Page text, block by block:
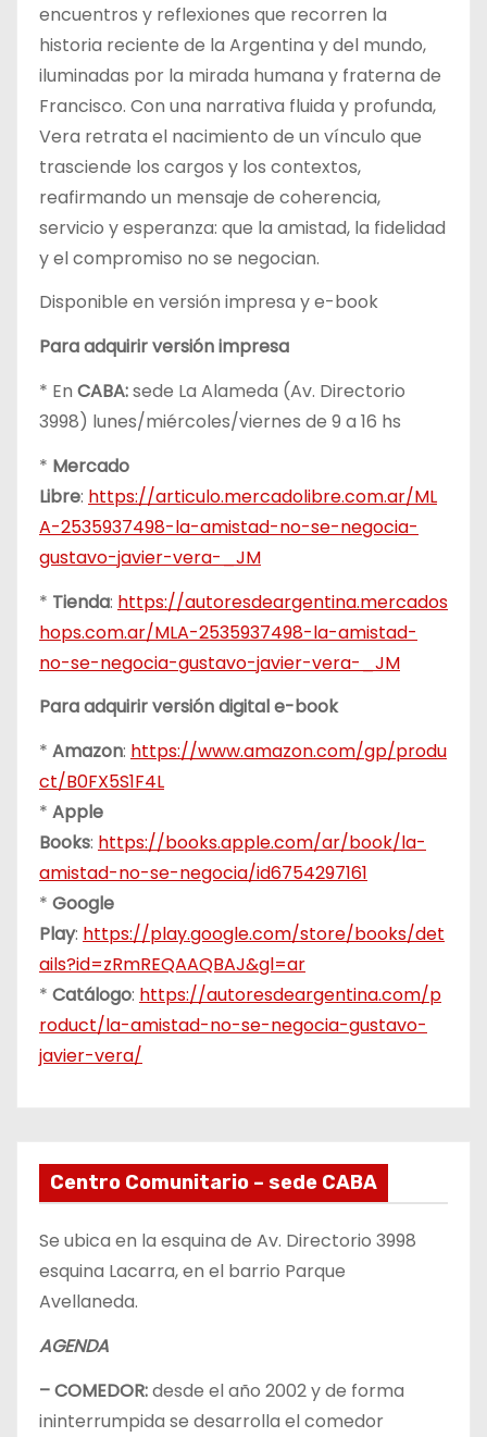
encuentros y reflexiones que recorren la
historia reciente de la Argentina y del mundo,
iluminadas por la mirada humana y fraterna de
Francisco. Con una narrativa fluida y profunda,
Vera retrata el nacimiento de un vínculo que
trasciende los cargos y los contextos,
reafirmando un mensaje de coherencia,
servicio y esperanza: que la amistad, la fidelidad
y el compromiso no se negocian.
Disponible en versión impresa y e-book
Para adquirir versión impresa
* En CABA:sede La Alameda (Av. Directorio
3998) lunes/miércoles/viernes de 9 a 16 hs
* Mercado
Libre: https://articulo.mercadolibre.com.ar/ML
A-2535937498-la-amistad-no-se-negocia-
gustavo-javier-vera-_JM
* Tienda: https://autoresdeargentina.mercados
hops.com.ar/MLA-2535937498-la-amistad-
no-se-negocia-gustavo-javier-vera-_JM
Para adquirir versión digital e-book
* Amazon: https://www.amazon.com/gp/produ
ct/B0FX5S1F4L
* Apple
Books: https://books.apple.com/ar/book/la-
amistad-no-se-negocia/id6754297161
* Google
Play: https://play.google.com/store/books/det
ails?id=zRmREQAAQBAJ&gl=ar
* Catálogo: https://autoresdeargentina.com/p
roduct/la-amistad-no-se-negocia-gustavo-
javier-vera/
Centro Comunitario – sede CABA
Se ubica en la esquina de Av. Directorio 3998
esquina Lacarra, en el barrio Parque
Avellaneda.
AGENDA
– COMEDOR:desde el año 2002 y de forma
ininterrumpida se desarrolla el comedor